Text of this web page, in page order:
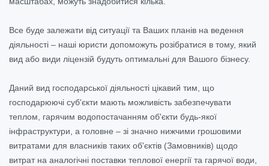
Все буде залежати від ситуації та Ваших планів на ведення
діяльності – наші юристи допоможуть розібратися в тому, який
вид або види ліцензій будуть оптимальні для Вашого бізнесу.
Даний вид господарської діяльності цікавий тим, що
господарюючі суб'єкти мають можливість забезпечувати
теплом, гарячим водопостачанням об'єкти будь-якої
інфраструктури, а головне – зі значно нижчими грошовими
витратами для власників таких об'єктів (Замовників) щодо
витрат на аналогічні поставки теплової енергії та гарячої води,